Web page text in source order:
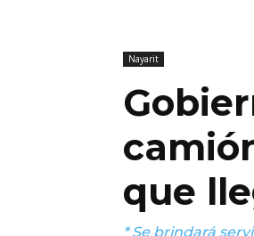
Nayarit
que
* Se brindará